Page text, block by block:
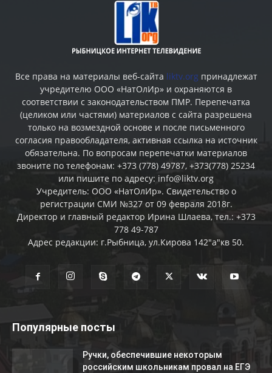
Все права на материалы веб-сайта liktv.org принадлежат
учредителю ООО «НатОлИр» и охраняются в
соответствии с законодательством ПМР. Перепечатка
(целиком или частями) материалов c сайта разрешена
только на возмездной основе и после письменного
согласия правообладателя, активная ссылка на источник
обязательна. По вопросам перепечатки материалов
звоните по телефонам: +373 (778) 49787, +373(778) 25234
или пишите по адресу: info@liktv.org
Учредитель: ООО «НатОлИр». Свидетельство о
регистрации СМИ №327 от 09 февраля 2018г.
Директор и главный редактор Ирина Шлаева, тел.: +373
778 49-787
Адрес редакции: г.Рыбница, ул.Кирова 142"а"кв 50.
Популярные посты
Ручки, обеспечившие некоторым
российским школьникам провал на ЕГЭ